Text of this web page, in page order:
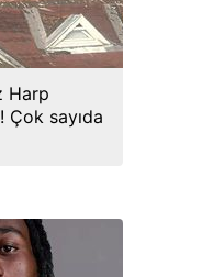
Harp
Çok sayıda